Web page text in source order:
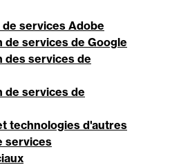
services Adobe
de services de Google
des services de
de services de
technologies d'autres
services